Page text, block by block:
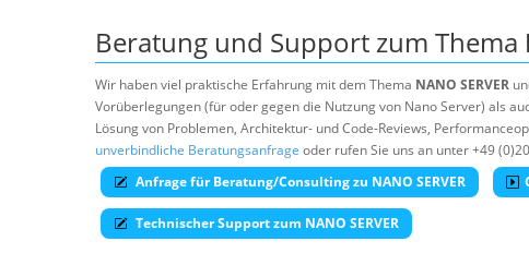
Beratung und Support zum Thema
Wir haben viel praktische Erfahrung mit dem Thema NANO SERVER
Vorüberlegungen (für oder gegen die Nutzung von Nano Server) als
Lösung von Problemen, Architektur- und Code-Reviews,
unverbindliche Beratungsanfrage oder rufen Sie uns an unter +49
Anfrage für Beratung/Consulting zu NANO SERVER
Technischer Support zum NANO SERVER